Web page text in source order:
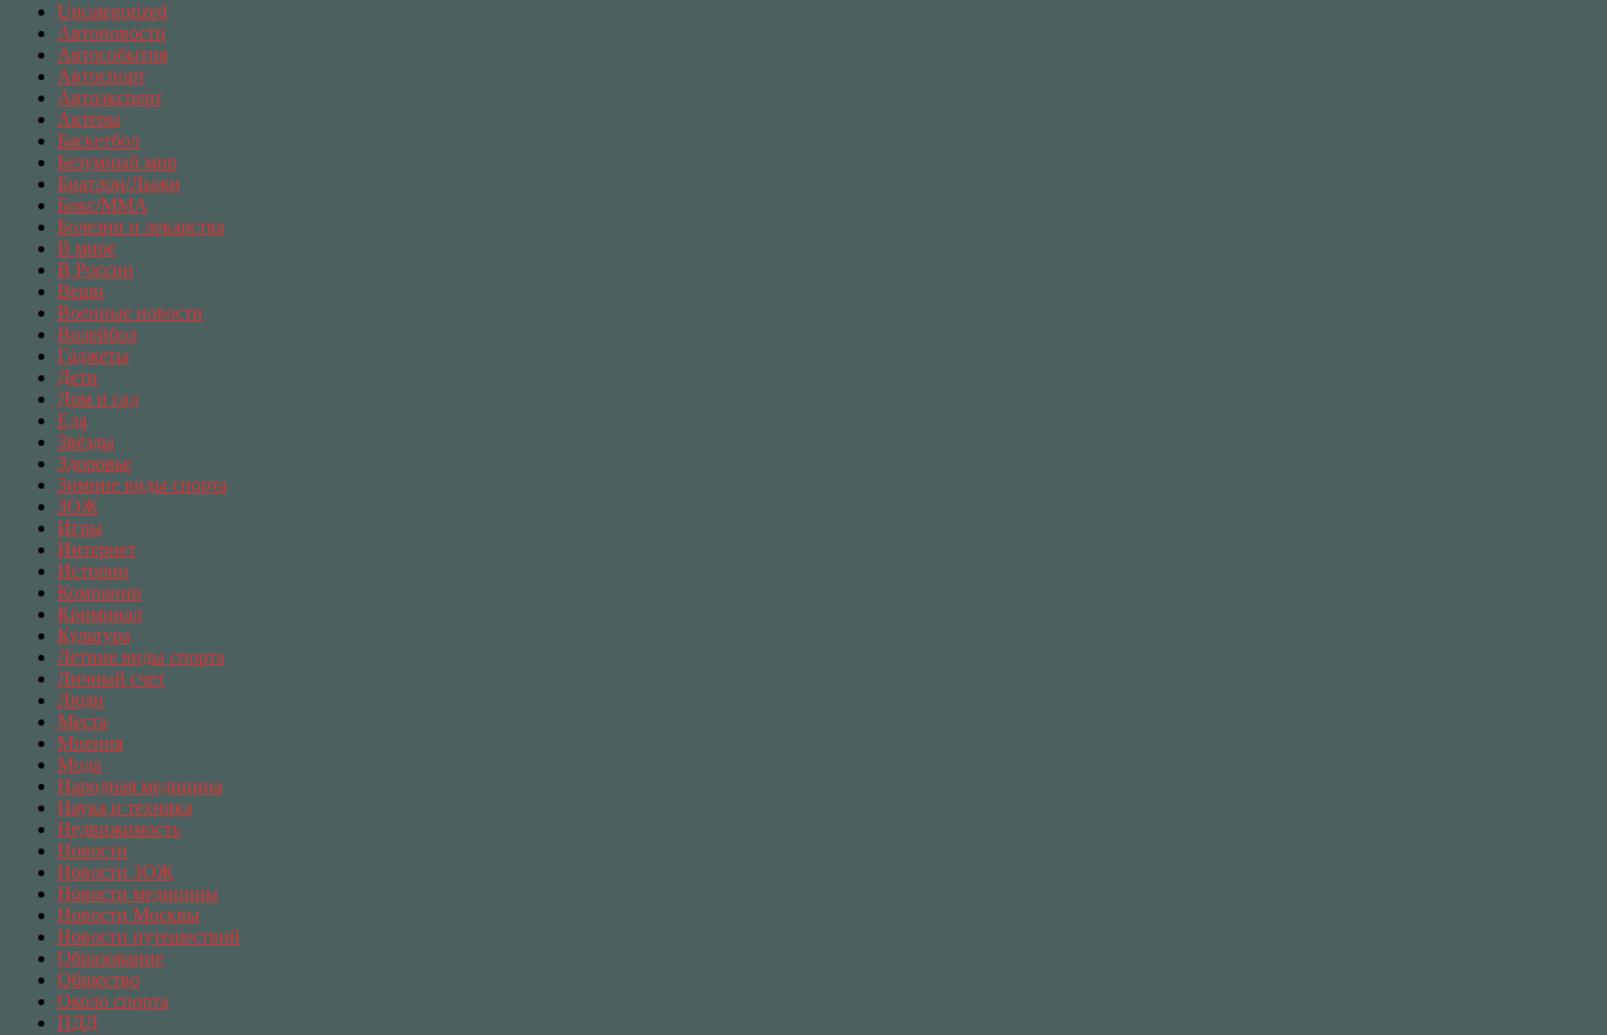
Uncategorized
Автоновости
Автособытия
Автоспорт
Автоэксперт
Актеры
Баскетбол
Безумный мир
Биатлон/Лыжи
Бокс/MMA
Болезни и лекарства
В мире
В России
Вещи
Военные новости
Волейбол
Гаджеты
Дети
Дом и сад
Еда
Звёзды
Здоровье
Зимние виды спорта
ЗОЖ
Игры
Интернет
Истории
Компании
Криминал
Культура
Летние виды спорта
Личный счет
Люди
Места
Мнения
Мода
Народная медицина
Наука и техника
Недвижимость
Новости
Новости ЗОЖ
Новости медицины
Новости Москвы
Новости путешествий
Образование
Общество
Около спорта
ПДД